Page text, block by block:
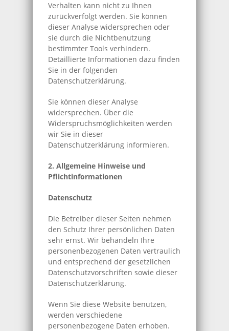
Verhalten kann nicht zu Ihnen
zurückverfolgt werden. Sie können
dieser Analyse widersprechen oder
sie durch die Nichtbenutzung
bestimmter Tools verhindern.
Detaillierte Informationen dazu finden
Sie in der folgenden
Datenschutzerklärung.
Sie können dieser Analyse
widersprechen. Über die
Widerspruchsmöglichkeiten werden
wir Sie in dieser
Datenschutzerklärung informieren.
2. Allgemeine Hinweise und
Pflichtinformationen
Datenschutz
Die Betreiber dieser Seiten nehmen
den Schutz Ihrer persönlichen Daten
sehr ernst. Wir behandeln Ihre
personenbezogenen Daten vertraulich
und entsprechend der gesetzlichen
Datenschutzvorschriften sowie dieser
Datenschutzerklärung.
Wenn Sie diese Website benutzen,
werden verschiedene
personenbezogene Daten erhoben.